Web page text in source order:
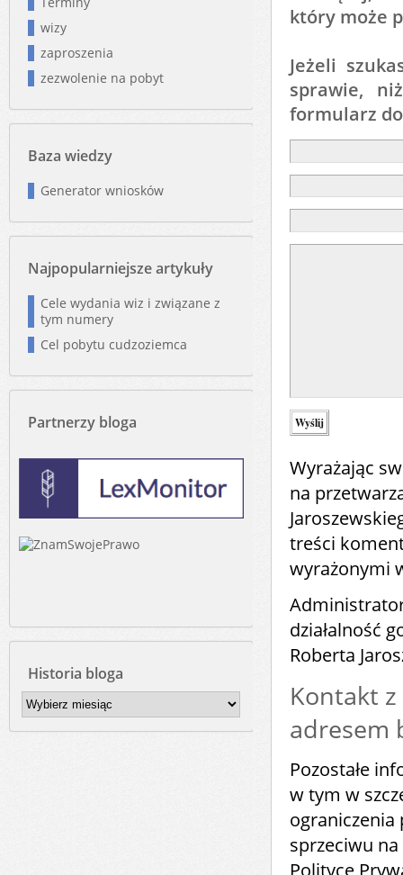
który może
Jeżeli
sprawie,
formularz
Wyrażając
na
treści
wyrażonymi
działalność
Roberta
Kontakt
adresem
Pozostałe
w tym w
ograniczenia
sprzeciwu
Polityce
wizy
zaproszenia
zezwolenie na pobyt
Baza wiedzy
Generator wniosków
Najpopularniejsze artykuły
Cele wydania wiz i związane z
tym numery
Cel pobytu cudzoziemca
Partnerzy bloga
Historia bloga
Historia
bloga